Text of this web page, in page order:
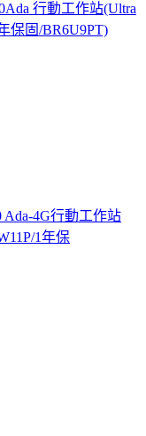
行動工作站(Ultra
保固/BR6U9PT)
Ada-4G行動工作站
1年保